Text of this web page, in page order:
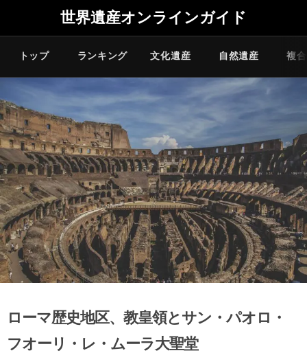
世界遺産オンラインガイド
トップ ランキング 文化遺産 自然遺産 複
ローマ歴史地区、教皇領とサン・パオロ・
フオーリ・レ・ムーラ大聖堂